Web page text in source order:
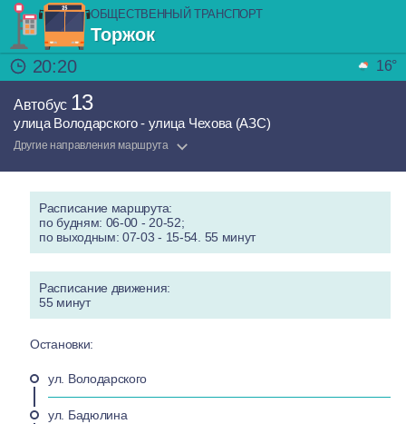
ОБЩЕСТВЕННЫЙ ТРАНСПОРТ
Торжок
20:20
16°
Автобус 13
улица Володарского - улица Чехова (АЗС)
Другие направления маршрута
Расписание маршрута:
по будням: 06-00 - 20-52;
по выходным: 07-03 - 15-54. 55 минут
Расписание движения:
55 минут
Остановки:
ул. Володарского
ул. Бадюлина